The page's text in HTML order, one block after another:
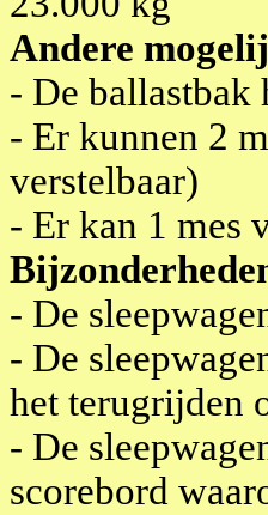
Andere
- De ballastbak
- Er kunnen 2
verstelbaar)
- Er kan 1 mes
- De
- De
het terugrijden
- De
scorebord